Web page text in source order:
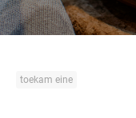
toekam eine